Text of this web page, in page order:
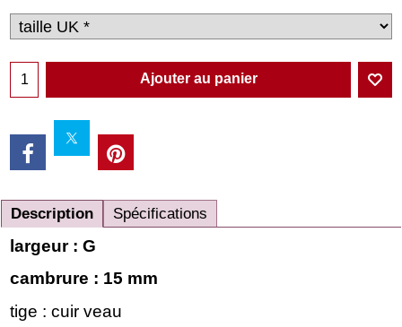
Ajouter au panier
Description Spécifications
largeur : G
cambrure : 15 mm
tige : cuir veau